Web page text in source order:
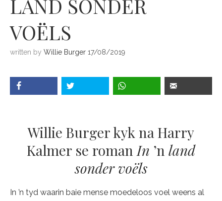
LAND SONDER
VOËLS
written by Willie Burger 17/08/2019
Willie Burger kyk na Harry
Kalmer se roman In ’n land
sonder voëls
In ’n tyd waarin baie mense moedeloos voel weens al